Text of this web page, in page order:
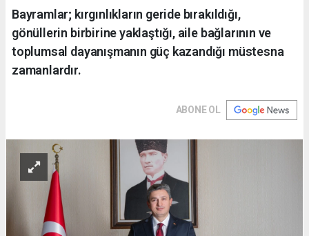
Bayramlar; kırgınlıkların geride bırakıldığı,
gönüllerin birbirine yaklaştığı, aile bağlarının ve
toplumsal dayanışmanın güç kazandığı müstesna
zamanlardır.
ABONE OL